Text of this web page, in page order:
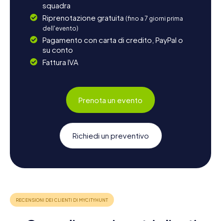
squadra
Riprenotazione gratuita (fino a 7 giorni prima
dell'evento)
Pagamento con carta di credito, PayPal o
su conto
Fattura IVA
Prenota un evento
Richiedi un preventivo